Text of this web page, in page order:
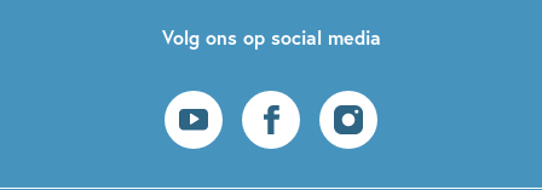
Volg ons op social media